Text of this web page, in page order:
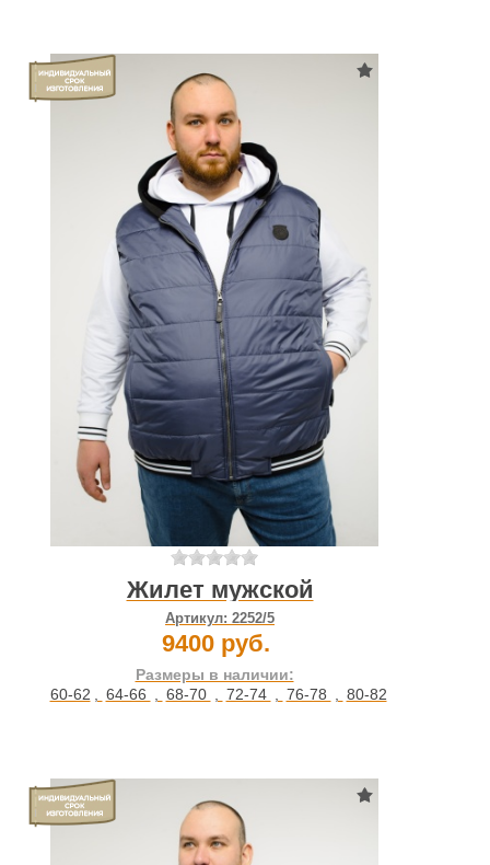
Жилет мужской
Артикул: 2252/5
9400 руб.
Размеры в наличии:
60-62 , 64-66 , 68-70 , 72-74 , 76-78 , 80-82